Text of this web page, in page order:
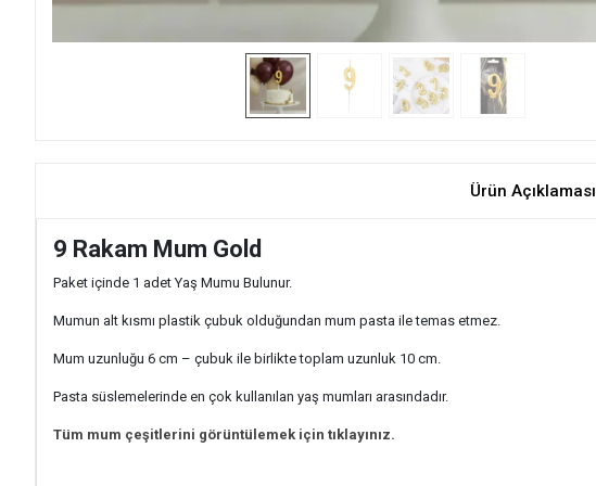
Ürün Açıklaması
9 Rakam Mum Gold
Paket içinde 1 adet Yaş Mumu Bulunur.
Mumun alt kısmı plastik çubuk olduğundan mum pasta ile temas etmez.
Mum uzunluğu 6 cm – çubuk ile birlikte toplam uzunluk 10 cm.
Pasta süslemelerinde en çok kullanılan yaş mumları arasındadır.
Tüm mum çeşitlerini görüntülemek için tıklayınız.